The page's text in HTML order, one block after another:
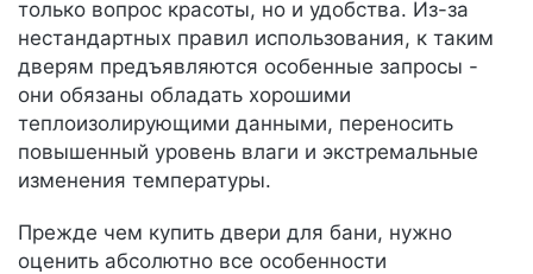
только вопрос красоты, но и удобства. Из-за
нестандартных правил использования, к таким
дверям предъявляются особенные запросы -
они обязаны обладать хорошими
теплоизолирующими данными, переносить
повышенный уровень влаги и экстремальные
изменения температуры.
Прежде чем купить двери для бани, нужно
оценить абсолютно все особенности